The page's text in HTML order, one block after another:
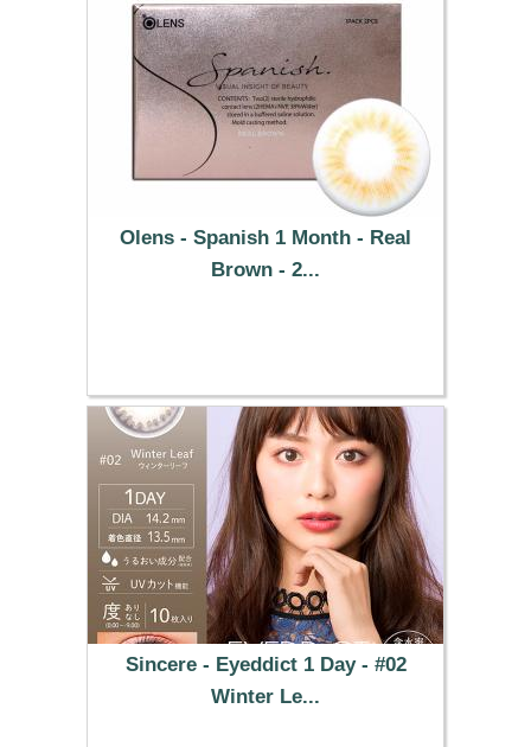
Olens - Spanish 1 Month - Real
Brown - 2...
Sincere - Eyeddict 1 Day - #02
Winter Le...